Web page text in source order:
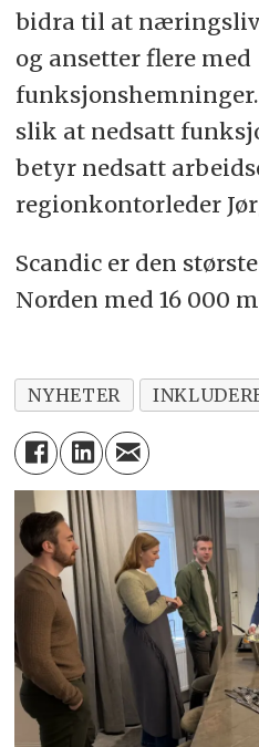
bidra til at
og ansetter flere med
slik at nedsatt
betyr nedsatt
regionkontorleder
Scandic er den
Norden med 16 000
NYHETER